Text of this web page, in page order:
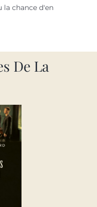
la chance d'en
De La